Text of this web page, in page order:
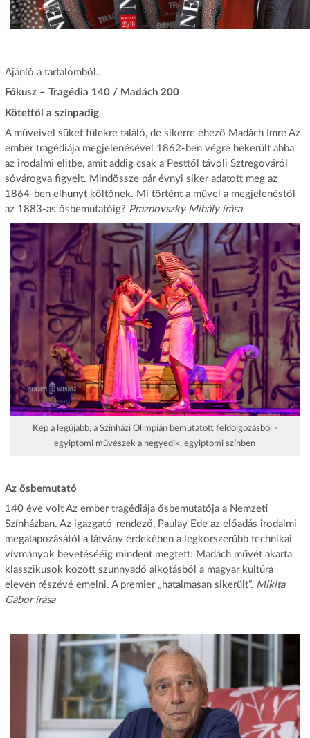
Ajánló a tartalomból.
Fókusz – Tragédia 140 / Madách 200
Kötettől a színpadig
A műveivel süket fülekre találó, de sikerre éhező Madách Imre Az
ember tragédiája megjelenésével 1862-ben végre bekerült abba
az irodalmi elitbe, amit addig csak a Pesttől távoli Sztregováról
sóvárogva figyelt. Mindössze pár évnyi siker adatott meg az
1864-ben elhunyt költőnek. Mi történt a művel a megjelenéstől
az 1883-as ősbemutatóig? Praznovszky Mihály írása
Kép a legújabb, a Színházi Olimpián bemutatott feldolgozásból -
egyiptomi művészek a negyedik, egyiptomi színben
Az ősbemutató
140 éve volt Az ember tragédiája ősbemutatója a Nemzeti
Színházban. Az igazgató-rendező, Paulay Ede az előadás irodalmi
megalapozásától a látvány érdekében a legkorszerűbb technikai
vívmányok bevetésééig mindent megtett: Madách művét akarta
klasszikusok között szunnyadó alkotásból a magyar kultúra
eleven részévé emelni. A premier „hatalmasan sikerült”. Mikita
Gábor írása